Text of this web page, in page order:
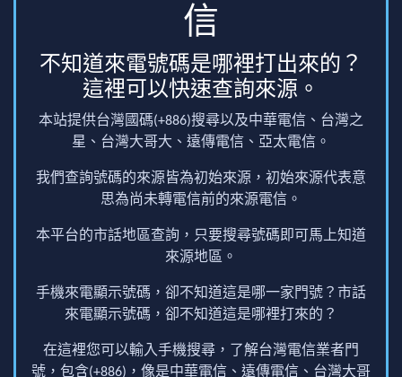
信
不知道來電號碼是哪裡打出來的？
這裡可以快速查詢來源。
本站提供台灣國碼(+886)搜尋以及中華電信、台灣之
星、台灣大哥大、遠傳電信、亞太電信。
我們查詢號碼的來源皆為初始來源，初始來源代表意
思為尚未轉電信前的來源電信。
本平台的市話地區查詢，只要搜尋號碼即可馬上知道
來源地區。
手機來電顯示號碼，卻不知道這是哪一家門號？市話
來電顯示號碼，卻不知道這是哪裡打來的？
在這裡您可以輸入手機搜尋，了解台灣電信業者門
號，包含(+886)，像是中華電信、遠傳電信、台灣大哥